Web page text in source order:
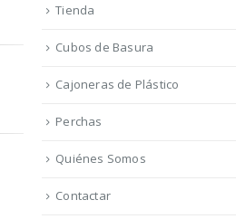
Tienda
Cubos de Basura
Cajoneras de Plástico
Perchas
Quiénes Somos
Contactar